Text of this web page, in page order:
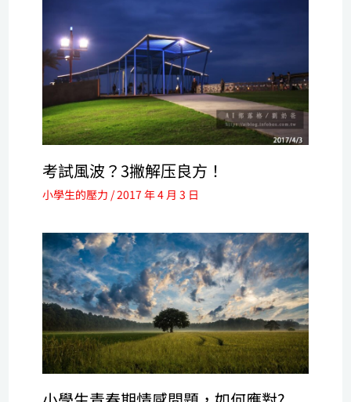
考試風波？3撇解压良方！
小學生的壓力 /2017 年 4 月 3 日